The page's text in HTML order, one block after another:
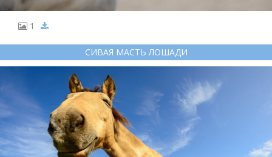
1
СИВАЯ МАСТЬ ЛОШАДИ